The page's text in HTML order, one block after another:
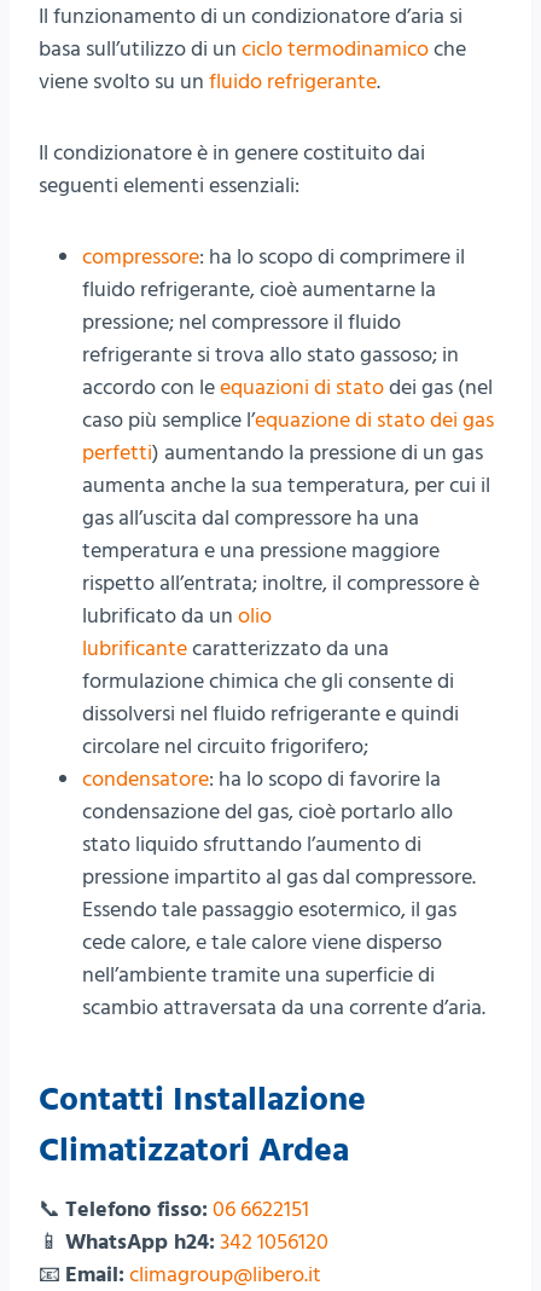
Il funzionamento di un condizionatore d’aria si
basa sull’utilizzo di un ciclo termodinamicoche
viene svolto su un fluido refrigerante.
Il condizionatore è in genere costituito dai
seguenti elementi essenziali:
compressore: ha lo scopo di comprimere il
fluido refrigerante, cioè aumentarne la
pressione; nel compressore il fluido
refrigerante si trova allo stato gassoso; in
accordo con leequazioni di statodei gas (nel
caso più semplice l’equazione di stato dei gas
perfetti) aumentando la pressione di un gas
aumenta anche la sua temperatura, per cui il
gas all’uscita dal compressore ha una
temperatura e una pressione maggiore
rispetto all’entrata; inoltre, il compressore è
lubrificato da un olio
lubrificantecaratterizzato da una
formulazione chimica che gli consente di
dissolversi nel fluido refrigerante e quindi
circolare nel circuito frigorifero;
condensatore: ha lo scopo di favorire la
condensazione del gas, cioè portarlo allo
stato liquido sfruttando l’aumento di
pressione impartito al gas dal compressore.
Essendo tale passaggio esotermico, il gas
cede calore, e tale calore viene disperso
nell’ambiente tramite una superficie di
scambio attraversata da una corrente d’aria.
Contatti Installazione
Climatizzatori Ardea
📞 Telefono fisso: 06 6622151
📱 WhatsApp h24: 342 1056120
📧 Email: climagroup@libero.it